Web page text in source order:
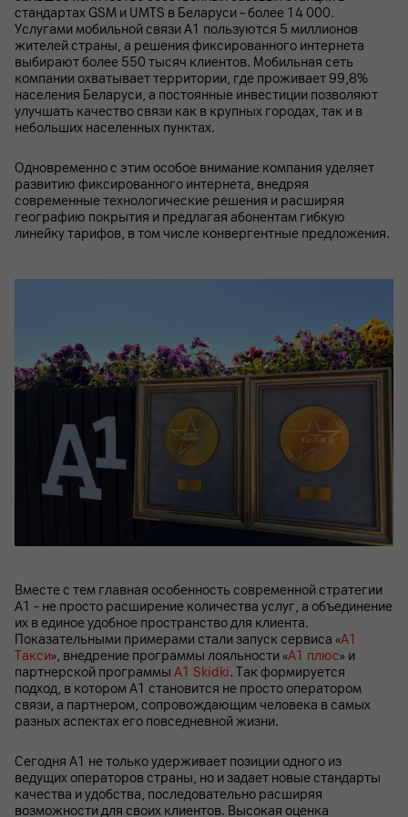
стандартах GSM и UMTS в Беларуси – более 14 000.
Услугами мобильной связи А1 пользуются 5 миллионов
жителей страны, а решения фиксированного интернета
выбирают более 550 тысяч клиентов. Мобильная сеть
компании охватывает территории, где проживает 99,8%
населения Беларуси, а постоянные инвестиции позволяют
улучшать качество связи как в крупных городах, так и в
небольших населенных пунктах.
Одновременно с этим особое внимание компания уделяет
развитию фиксированного интернета, внедряя
современные технологические решения и расширяя
географию покрытия и предлагая абонентам гибкую
линейку тарифов, в том числе конвергентные предложения.
Вместе с тем главная особенность современной стратегии
А1 – не просто расширение количества услуг, а объединение
их в единое удобное пространство для клиента.
Показательными примерами стали запуск сервиса «А1
Такси», внедрение программы лояльности «A1 плюс» и
партнерской программы A1 Skidki. Так формируется
подход, в котором А1 становится не просто оператором
связи, а партнером, сопровождающим человека в самых
разных аспектах его повседневной жизни.
Сегодня А1 не только удерживает позиции одного из
ведущих операторов страны, но и задает новые стандарты
качества и удобства, последовательно расширяя
возможности для своих клиентов. Высокая оценка